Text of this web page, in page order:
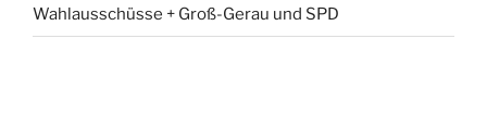
Wahlausschüsse + Groß-Gerau und SPD